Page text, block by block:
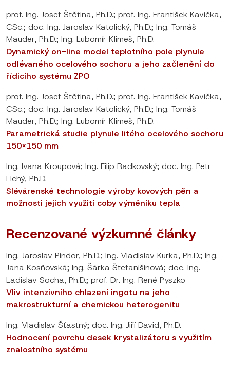
prof. Ing. Josef Štětina, Ph.D.; prof. Ing. František Kavička,
CSc.; doc. Ing. Jaroslav Katolický, Ph.D.; Ing. Tomáš
Mauder, Ph.D.; Ing. Lubomír Klimeš, Ph.D.
Dynamický on-line model teplotního pole plynule
odlévaného ocelového sochoru a jeho začlenění do
řídicího systému ZPO
prof. Ing. Josef Štětina, Ph.D.; prof. Ing. František Kavička,
CSc.; doc. Ing. Jaroslav Katolický, Ph.D.; Ing. Tomáš
Mauder, Ph.D.; Ing. Lubomír Klimeš, Ph.D.
Parametrická studie plynule litého ocelového sochoru
150×150 mm
Ing. Ivana Kroupová; Ing. Filip Radkovský; doc. Ing. Petr
Lichý, Ph.D.
Slévárenské technologie výroby kovových pěn a
možnosti jejich využití coby výměníku tepla
Recenzované výzkumné články
Ing. Jaroslav Pindor, Ph.D.; Ing. Vladislav Kurka, Ph.D.; Ing.
Jana Kosňovská; Ing. Šárka Štefanišinová; doc. Ing.
Ladislav Socha, Ph.D.; prof. Dr. Ing. René Pyszko
Vliv intenzivního chlazení ingotu na jeho
makrostrukturní a chemickou heterogenitu
Ing. Vladislav Šťastný; doc. Ing. Jiří David, Ph.D.
Hodnocení povrchu desek krystalizátoru s využitím
znalostního systému